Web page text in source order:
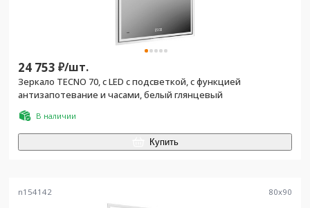
24 753 ₽/шт.
Зеркало TECNO 70, c LED с подсветкой, с функцией
антизапотевание и часами, белый глянцевый
В наличии
Купить
n154142 80x90